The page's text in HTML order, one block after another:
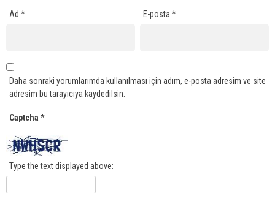
Ad * E-posta*
Daha sonraki yorumlarımda kullanılması için adım, e-posta adresim ve site
adresim bu tarayıcıya kaydedilsin.
Captcha *
Type the text displayed above: